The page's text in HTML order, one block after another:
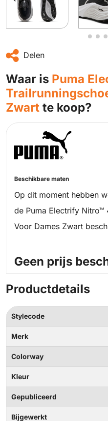
Delen
Waar is Puma
Zwart te koop?
Beschikbare maten
Op dit moment hebben
de Puma Electrify Nitro™
Voor Dames Zwart
Geen prijs
Productdetails
Stylecode
Merk
Colorway
Kleur
Gepubliceerd
Bijgewerkt